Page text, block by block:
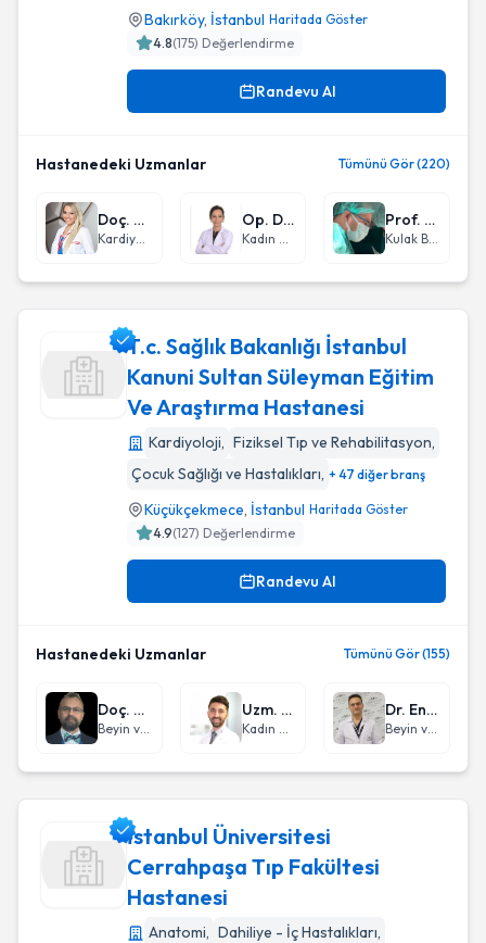
Bakırköy, İstanbul Haritada Göster
4.8(175) Değerlendirme
Randevu Al
Hastanedeki Uzmanlar Tümünü Gör (220)
Doç. Dr. Özge Özden Tok
Kardiyoloji
Op. Dr. Nadire Sevda İdil
Kadın Hastalıkları ve Doğum
Prof. Dr. İbrahim Erdim
Kulak Burun Boğaz hastalıkları - KBB
T.c. Sağlık Bakanlığı İstanbul
Kanuni Sultan Süleyman Eğitim
Ve Araştırma Hastanesi
Kardiyoloji, Fiziksel Tıp ve Rehabilitasyon,
Çocuk Sağlığı ve Hastalıkları, + 47 diğer branş
Küçükçekmece, İstanbul Haritada Göster
4.9(127) Değerlendirme
Randevu Al
Hastanedeki Uzmanlar Tümünü Gör (155)
Doç. Dr. Nuri Serdar Baş
Beyin ve Sinir Cerrahisi
Uzm. Dr. Cem Erdoğan
Kadın Hastalıkları ve Doğum
Dr. Engin Çiftçi
Beyin ve Sinir Cerrahisi
İstanbul Üniversitesi Cerrahpaşa Tıp Fakültesi Hastanesi
İstanbul Üniversitesi
Cerrahpaşa Tıp Fakültesi
Hastanesi
Anatomi, Dahiliye - İç Hastalıkları,